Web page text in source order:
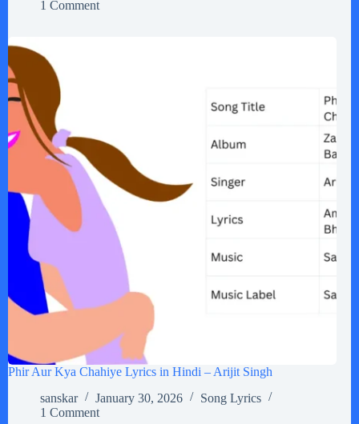
1 Comment
Phir Aur Kya Chahiye Lyrics in Hindi – Arijit Singh
sanskar
January 30, 2026
Song Lyrics
1 Comment